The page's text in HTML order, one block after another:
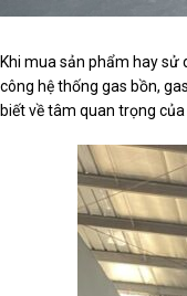
Khi mua sản phẩm hay sử
công hệ thống gas bồn,
biết về tâm quan trọng